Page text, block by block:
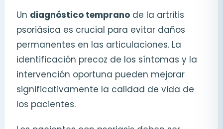
Un diagnóstico temprano de la artritis
psoriásica es crucial para evitar daños
permanentes en las articulaciones. La
identificación precoz de los síntomas y la
intervención oportuna pueden mejorar
significativamente la calidad de vida de
los pacientes.